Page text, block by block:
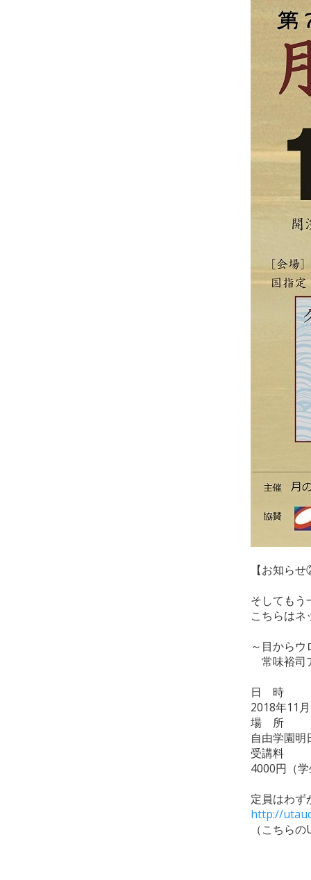
【お知ら
そしてもう
こちらはネ
～目から
常味裕司
日 時
2018年11
場 所
自由学園
受講料
4000円（
定員はわず
http://
（こちら